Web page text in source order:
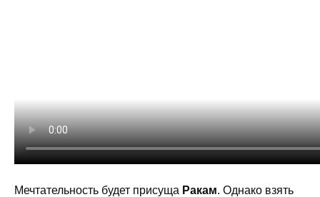
Мечтательность будет присуща Ракам. Однако взять